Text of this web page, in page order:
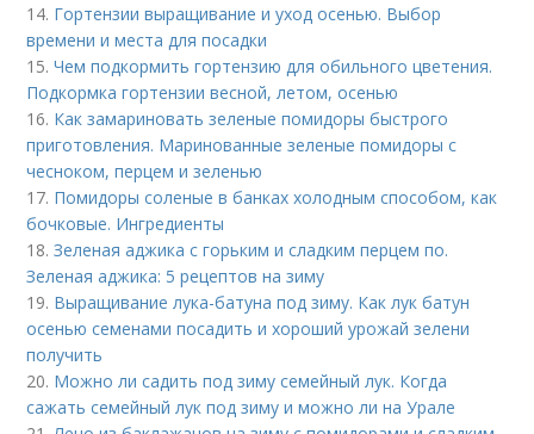
14. Гортензии выращивание и уход осенью. Выбор
времени и места для посадки
15.Чем подкормить гортензию для обильного цветения.
Подкормка гортензии весной, летом, осенью
16. Как замариновать зеленые помидоры быстрого
приготовления. Маринованные зеленые помидоры с
чесноком, перцем и зеленью
17. Помидоры соленые в банках холодным способом, как
бочковые. Ингредиенты
18.Зеленая аджика с горьким и сладким перцем по.
Зеленая аджика: 5 рецептов на зиму
19. Выращивание лука-батуна под зиму. Как лук батун
осенью семенами посадить и хороший урожай зелени
получить
20. Можно ли садить под зиму семейный лук. Когда
сажать семейный лук под зиму и можно ли на Урале